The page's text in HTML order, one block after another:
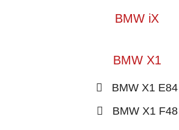
BMW iX
BMW X1
BMW X1 E84
BMW X1 F48